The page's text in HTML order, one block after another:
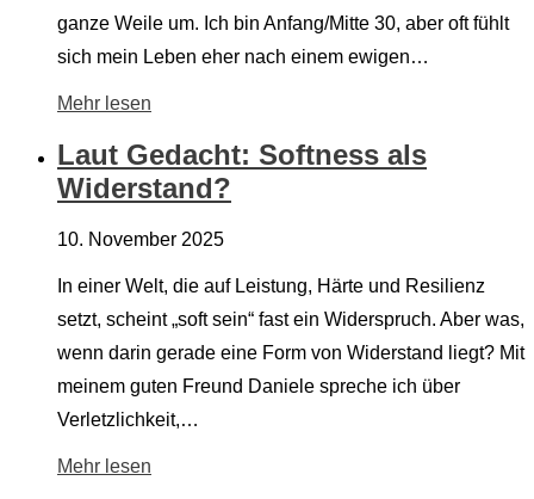
ganze Weile um. Ich bin Anfang/Mitte 30, aber oft fühlt
sich mein Leben eher nach einem ewigen…
Mehr lesen
Laut Gedacht: Softness als
Widerstand?
10. November 2025
In einer Welt, die auf Leistung, Härte und Resilienz
setzt, scheint „soft sein“ fast ein Widerspruch. Aber was,
wenn darin gerade eine Form von Widerstand liegt? Mit
meinem guten Freund Daniele spreche ich über
Verletzlichkeit,…
Mehr lesen